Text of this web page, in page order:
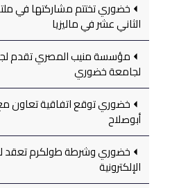
خضوري تختتم مشاركتها في
الثاني عشر في ماليزيا
مؤسسة منيب المصري تقدم
لجامعة خضوري
خضوري توقع اتفاقية
أبوصلاح
خضوري وشرطة طولكرم تعقد
الإلكترونية